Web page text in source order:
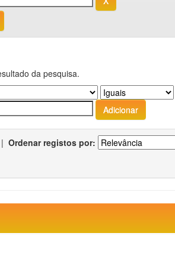
da pesquisa.
| Ordenar registos por: